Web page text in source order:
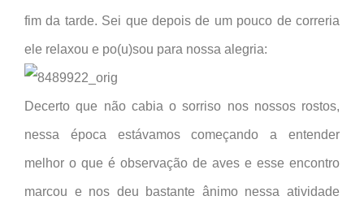
fim da tarde. Sei que depois de um pouco de correria
ele relaxou e po(u)sou para nossa alegria:
Decerto que não cabia o sorriso nos nossos rostos,
nessa época estávamos começando a entender
melhor o que é observação de aves e esse encontro
marcou e nos deu bastante ânimo nessa atividade